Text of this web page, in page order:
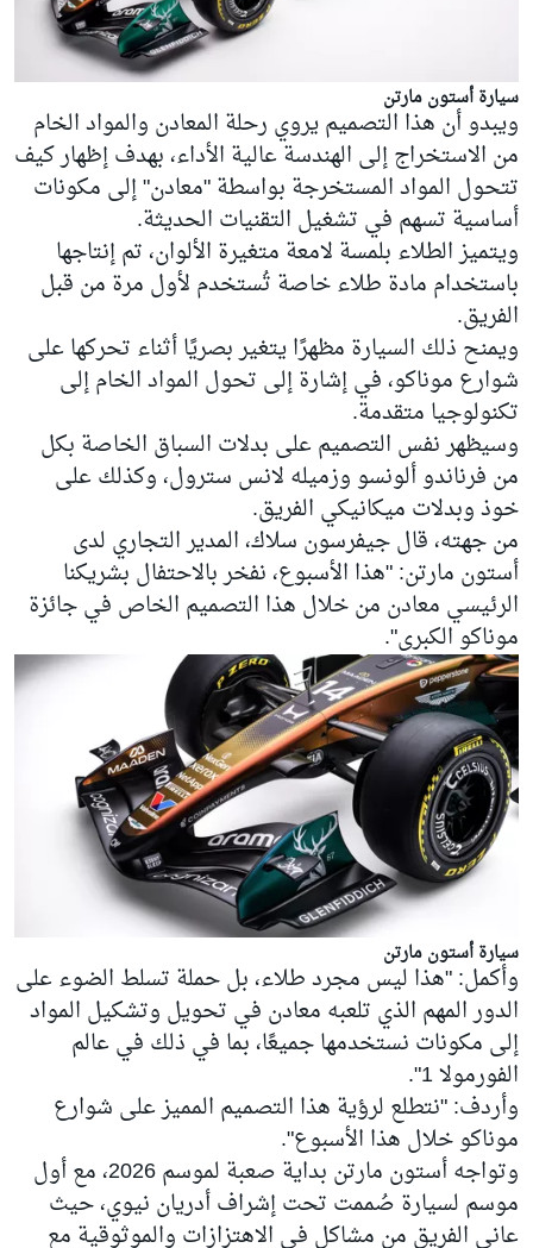
سيارة أستون مارتن
ويبدو أن هذا التصميم يروي رحلة المعادن والمواد الخام
من الاستخراج إلى الهندسة عالية الأداء، بهدف إظهار كيف
تتحول المواد المستخرجة بواسطة "معادن" إلى مكونات
أساسية تسهم في تشغيل التقنيات الحديثة.
ويتميز الطلاء بلمسة لامعة متغيرة الألوان، تم إنتاجها
باستخدام مادة طلاء خاصة تُستخدم لأول مرة من قبل
الفريق.
ويمنح ذلك السيارة مظهرًا يتغير بصريًا أثناء تحركها على
شوارع موناكو، في إشارة إلى تحول المواد الخام إلى
تكنولوجيا متقدمة.
وسيظهر نفس التصميم على بدلات السباق الخاصة بكل
من فرناندو ألونسووزميله لانس سترول، وكذلك على
خوذ وبدلات ميكانيكي الفريق.
من جهته، قال جيفرسون سلاك، المدير التجاري لدى
أستون مارتن: "هذا الأسبوع، نفخر بالاحتفال بشريكنا
الرئيسي معادن من خلال هذا التصميم الخاص في جائزة
موناكو الكبرى".
سيارة أستون مارتن
وأكمل: "هذا ليس مجرد طلاء، بل حملة تسلط الضوء على
الدور المهم الذي تلعبه معادن في تحويل وتشكيل المواد
إلى مكونات نستخدمها جميعًا، بما في ذلك في عالم
الفورمولا 1".
وأردف: "نتطلع لرؤية هذا التصميم المميز على شوارع
موناكو خلال هذا الأسبوع".
وتواجه أستون مارتن بداية صعبة لموسم 2026، مع أول
موسم لسيارة صُممت تحت إشراف أدريان نيوي، حيث
عانى الفريق من مشاكل في الاهتزازات والموثوقية مع